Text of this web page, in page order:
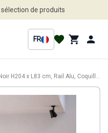
de produits
FR
H204 x L83 cm, Rail Alu, Coquilles